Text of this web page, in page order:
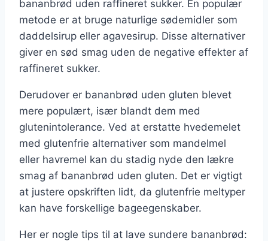
bananbrød uden raffineret sukker. En populær
metode er at bruge naturlige sødemidler som
daddelsirup eller agavesirup. Disse alternativer
giver en sød smag uden de negative effekter af
raffineret sukker.
Derudover er bananbrød uden gluten blevet
mere populært, især blandt dem med
glutenintolerance. Ved at erstatte hvedemelet
med glutenfrie alternativer som mandelmel
eller havremel kan du stadig nyde den lækre
smag af bananbrød uden gluten. Det er vigtigt
at justere opskriften lidt, da glutenfrie meltyper
kan have forskellige bageegenskaber.
Her er nogle tips til at lave sundere bananbrød: